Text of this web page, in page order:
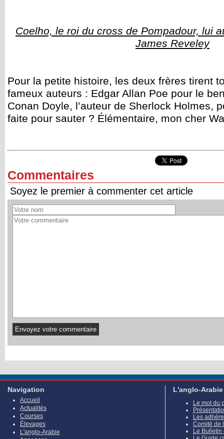
Coelho, le roi du cross de Pompadour, lui
James Reveley
Pour la petite histoire, les deux frères tirent
fameux auteurs : Edgar Allan Poe pour le
Conan Doyle, l’auteur de Sherlock Holmes,
faite pour sauter ? Élémentaire, mon cher
Commentaires
Soyez le premier à commenter cet article
Navigation
Accueil
Actualités
Courses
Élevages
L'anglo-Arabie
L'anglo-Arabie
Le mot du
Les
Comité de
Le Bulletin